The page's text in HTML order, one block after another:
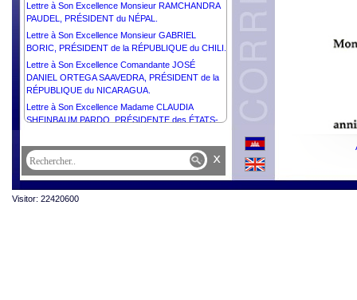
Lettre à Son Excellence Monsieur RAMCHANDRA
PAUDEL, PRÉSIDENT du NÉPAL.
Lettre à Son Excellence Monsieur GABRIEL
BORIC, PRÉSIDENT de la RÉPUBLIQUE du CHILI.
Lettre à Son Excellence Comandante JOSÉ
DANIEL ORTEGA SAAVEDRA, PRÉSIDENT de la
RÉPUBLIQUE du NICARAGUA.
Lettre à Son Excellence Madame CLAUDIA
SHEINBAUM PARDO, PRÉSIDENTE des ÉTATS-
Lettre à Son Excellence Monsieur NAYIB
ARMANDO BUKELE ORTEZ, PRÉSIDENT de la
RÉPUBLIQUE d’El SALVADOR.
Lettre à Son Excellence Madame GORDANA
SILJANOVSKA DAVKOVA, PRÉSIDENTE de la
x
Visitor: 22420600